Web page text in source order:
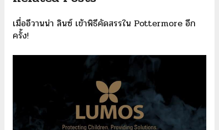
เมื่ออีวานน่า ลินซ์ เข้าพิธีคัดสรรใน Pottermore อีก
ครั้ง!